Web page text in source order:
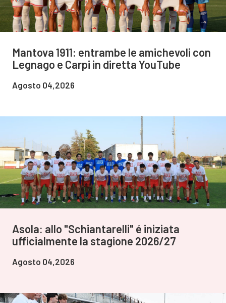
Mantova 1911: entrambe le amichevoli con
Legnago e Carpi in diretta YouTube
Agosto 04,2026
Asola: allo "Schiantarelli" é iniziata
ufficialmente la stagione 2026/27
Agosto 04,2026